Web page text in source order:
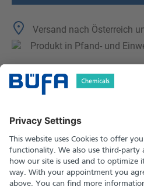
Versand nach Österreich
Produkt in Pfand- und
Technische